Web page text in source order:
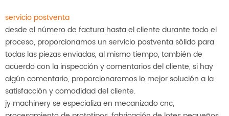
servicio postventa
desde el número de factura hasta el cliente durante todo el
proceso, proporcionamos un servicio postventa sólido para
todas las piezas enviadas, al mismo tiempo, también de
acuerdo con la inspección y comentarios del cliente, si hay
algún comentario, proporcionaremos lo mejor solución a la
satisfacción y comodidad del cliente.
jy machinery se especializa en mecanizado cnc,